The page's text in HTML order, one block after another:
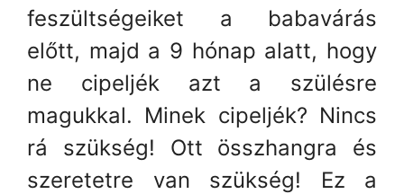
feszültségeiket a babavárás
előtt, majd a 9 hónap alatt, hogy
ne cipeljék azt a szülésre
magukkal. Minek cipeljék? Nincs
rá szükség! Ott összhangra és
szeretetre van szükség! Ez a